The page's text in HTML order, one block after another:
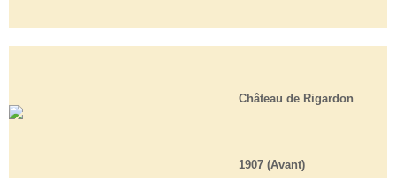
Château de Rigardon
1907 (Avant)